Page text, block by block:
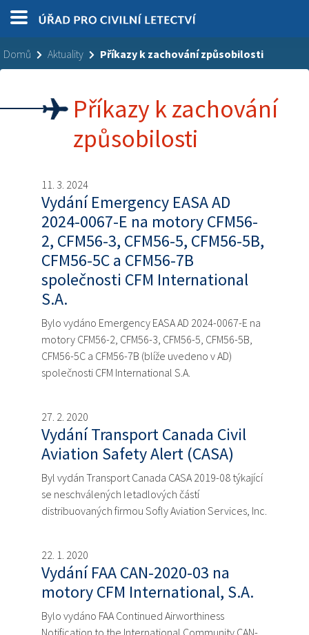
Domů Aktuality Příkazy k zachování způsobilosti
Příkazy k zachování
způsobilosti
11. 3. 2024
Vydání Emergency EASA AD
2024-0067-E na motory CFM56-
2, CFM56-3, CFM56-5, CFM56-5B,
CFM56-5C a CFM56-7B
společnosti CFM International
S.A.
Bylo vydáno Emergency EASA AD 2024-0067-E na
motory CFM56-2, CFM56-3, CFM56-5, CFM56-5B,
CFM56-5C a CFM56-7B (blíže uvedeno v AD)
společnosti CFM International S.A.
27. 2. 2020
Vydání Transport Canada Civil
Aviation Safety Alert (CASA)
Byl vydán Transport Canada CASA 2019-08 týkající
se neschválených letadlových částí
distribuovaných firmou Sofly Aviation Services, Inc.
22. 1. 2020
Vydání FAA CAN-2020-03 na
motory CFM International, S.A.
Bylo vydáno FAA Continued Airworthiness